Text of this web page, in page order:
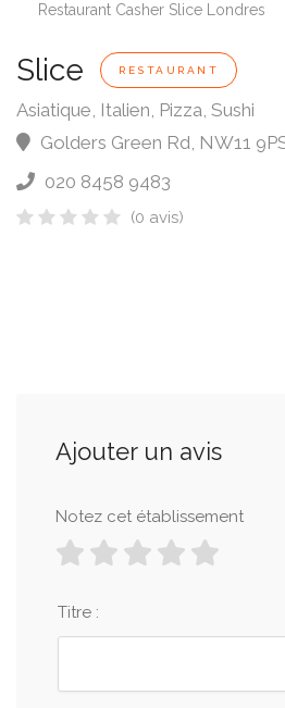
Restaurant Casher Slice Londres
Slice RESTAURANT
Asiatique, Italien, Pizza, Sushi
Golders Green Rd, NW11
020 8458 9483
(0 avis)
Ajouter un avis
Notez cet établissement
Titre :